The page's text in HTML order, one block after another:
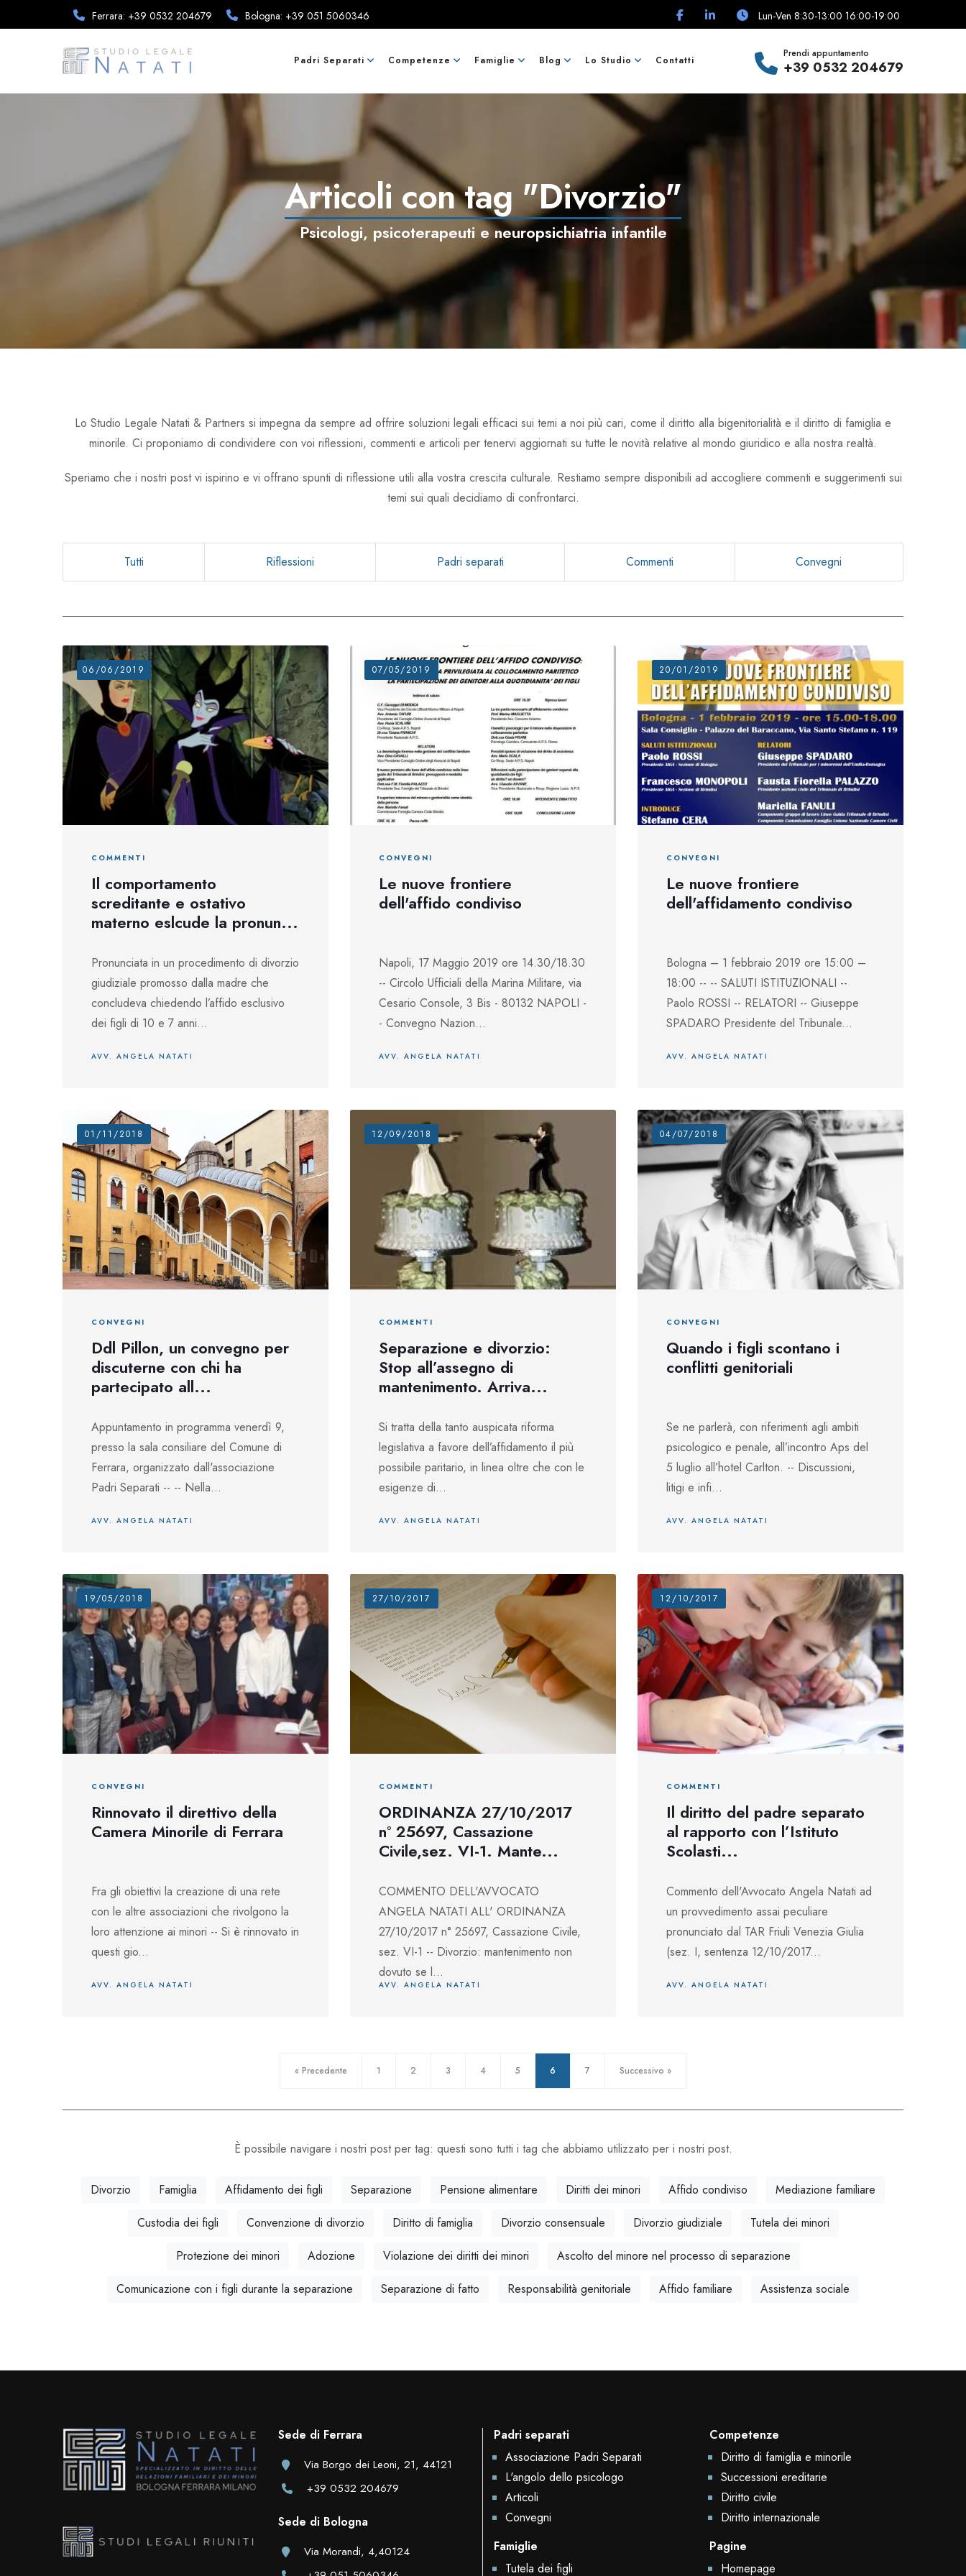
Ferrara: +39 0532 204679 Bologna: +39 051 5060346 Lun-Ven 8:30-13:00 16:00-19:00
Padri Separati Competenze Famiglie Blog Lo Studio Contatti
Prendi appuntamento
+39 0532 204679
Articoli con tag "Divorzio"
Psicologi, psicoterapeuti e neuropsichiatria infantile
Lo Studio Legale Natati & Partners si impegna da sempre ad offrire soluzioni legali efficaci sui temi a noi più cari, come il diritto alla bigenitorialità e il diritto di famiglia e
minorile. Ci proponiamo di condividere con voi riflessioni, commenti e articoli per tenervi aggiornati su tutte le novità relative al mondo giuridico e alla nostra realtà.
Speriamo che i nostri post vi ispirino e vi offrano spunti di riflessione utili alla vostra crescita culturale. Restiamo sempre disponibili ad accogliere commenti e suggerimenti sui
temi sui quali decidiamo di confrontarci.
Tutti Riflessioni Padri separati Commenti Convegni
06/06/2019
COMMENTI
Il comportamento
screditante e ostativo
materno eslcude la pronun...
Pronunciata in un procedimento di divorzio
giudiziale promosso dalla madre che
concludeva chiedendo l’affido esclusivo
dei figli di 10 e 7 anni...
AVV. ANGELA NATATI
07/05/2019
CONVEGNI
Le nuove frontiere
dell'affido condiviso
Napoli, 17 Maggio 2019 ore 14.30/18.30
-- Circolo Ufficiali della Marina Militare, via
Cesario Console, 3 Bis - 80132 NAPOLI -
- Convegno Nazion...
AVV. ANGELA NATATI
20/01/2019
CONVEGNI
Le nuove frontiere
dell'affidamento condiviso
Bologna – 1 febbraio 2019 ore 15:00 –
18:00 -- -- SALUTI ISTITUZIONALI --
Paolo ROSSI -- RELATORI -- Giuseppe
SPADARO Presidente del Tribunale...
AVV. ANGELA NATATI
01/11/2018
CONVEGNI
Ddl Pillon, un convegno per
discuterne con chi ha
partecipato all...
Appuntamento in programma venerdì 9,
presso la sala consiliare del Comune di
Ferrara, organizzato dall'associazione
Padri Separati -- -- Nella...
AVV. ANGELA NATATI
12/09/2018
COMMENTI
Separazione e divorzio:
Stop all’assegno di
mantenimento. Arriva...
Si tratta della tanto auspicata riforma
legislativa a favore dell’affidamento il più
possibile paritario, in linea oltre che con le
esigenze di...
AVV. ANGELA NATATI
04/07/2018
CONVEGNI
Quando i figli scontano i
conflitti genitoriali
Se ne parlerà, con riferimenti agli ambiti
psicologico e penale, all’incontro Aps del
5 luglio all’hotel Carlton. -- Discussioni,
litigi e infi...
AVV. ANGELA NATATI
19/05/2018
CONVEGNI
Rinnovato il direttivo della
Camera Minorile di Ferrara
Fra gli obiettivi la creazione di una rete
con le altre associazioni che rivolgono la
loro attenzione ai minori -- Si è rinnovato in
questi gio...
AVV. ANGELA NATATI
27/10/2017
COMMENTI
ORDINANZA 27/10/2017
n° 25697, Cassazione
Civile,sez. VI-1. Mante...
COMMENTO DELL'AVVOCATO
ANGELA NATATI ALL' ORDINANZA
27/10/2017 n° 25697, Cassazione Civile,
sez. VI-1 -- Divorzio: mantenimento non
dovuto se l...
AVV. ANGELA NATATI
12/10/2017
COMMENTI
Il diritto del padre separato
al rapporto con l’Istituto
Scolasti...
Commento dell'Avvocato Angela Natati ad
un provvedimento assai peculiare
pronunciato dal TAR Friuli Venezia Giulia
(sez. I, sentenza 12/10/2017...
AVV. ANGELA NATATI
« Precedente 1 2 3 4 5 6 7 Successivo »
È possibile navigare i nostri post per tag: questi sono tutti i tag che abbiamo utilizzato per i nostri post.
Divorzio Famiglia Affidamento dei figli Separazione Pensione alimentare Diritti dei minori Affido condiviso
Mediazione familiare
Custodia dei figli
Convenzione di divorzio Diritto di famiglia Divorzio consensuale Divorzio giudiziale
Tutela dei minori
Protezione dei minori
Adozione Violazione dei diritti dei minori
Ascolto del minore nel processo di separazione
Comunicazione con i figli durante la separazione
Separazione di fatto Responsabilità genitoriale Affido familiare Assistenza sociale
Sede di Ferrara
Via Borgo dei Leoni, 21, 44121
+39 0532 204679
Sede di Bologna
Via Morandi, 4,40124
Padri separati
Associazione Padri Separati
L'angolo dello psicologo
Articoli
Convegni
Competenze
Diritto di famiglia e minorile
Successioni ereditarie
Diritto civile
Diritto internazionale
Famiglie
Tutela dei figli
Pagine
Homepage